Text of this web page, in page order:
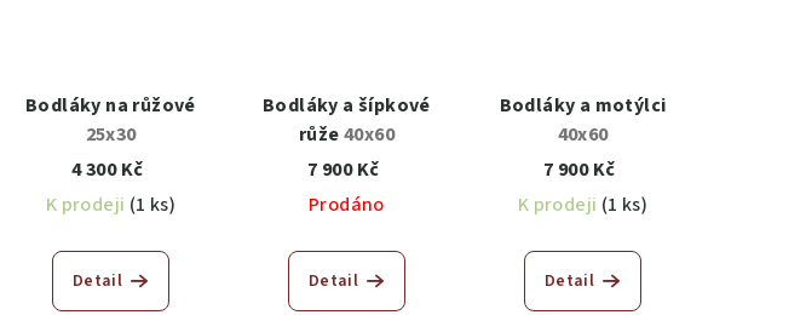
Bodláky na růžové
25x30
4 300 Kč
K prodeji (1 ks)
Detail
Bodláky a šípkové
růže40x60
7 900 Kč
Prodáno
Detail
Bodláky a motýlci
40x60
7 900 Kč
K prodeji (1 ks)
Detail